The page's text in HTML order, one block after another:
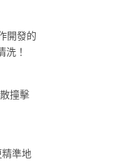
開發的
洗！
撞擊
準地